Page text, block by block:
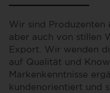
Wir sind Produzenten
aber auch von stillen
Export. Wir wenden
auf Qualität und
Markenkenntnisse
kundenorientiert und